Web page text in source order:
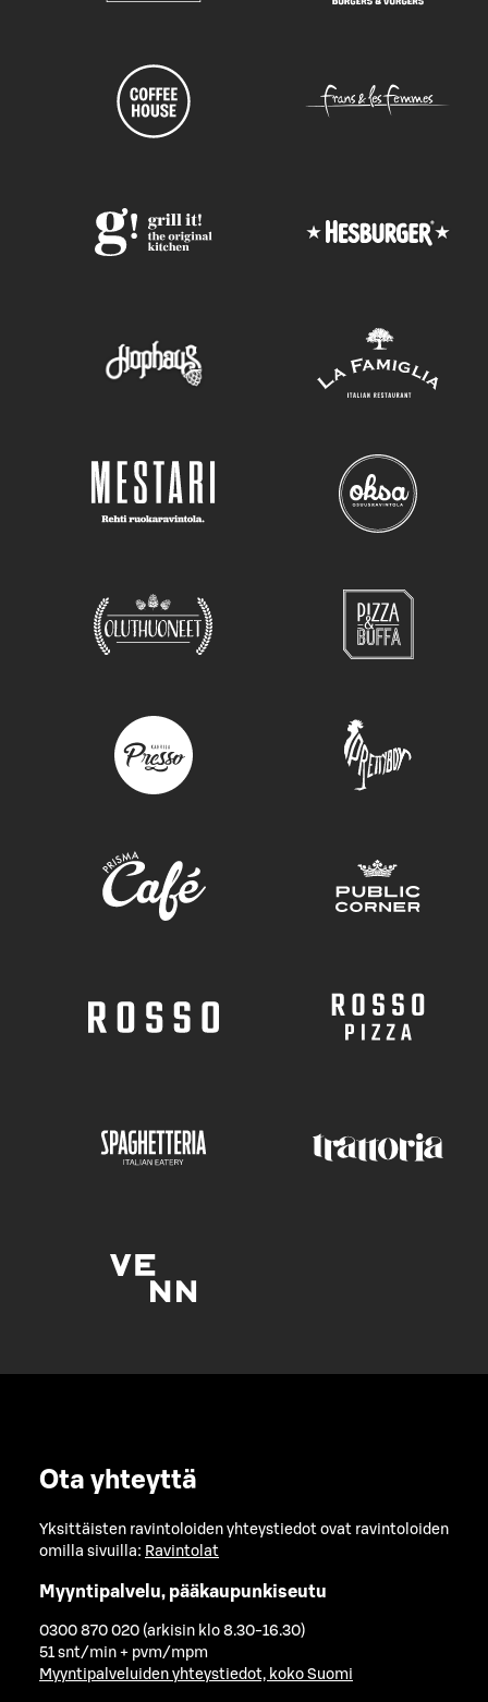
Ota yhteyttä
Yksittäisten ravintoloiden yhteystiedot ovat ravintoloiden
omilla sivuilla: Ravintolat
Myyntipalvelu, pääkaupunkiseutu
0300 870 020 (arkisin klo 8.30-16.30)
51 snt/min + pvm/mpm
Myyntipalveluiden yhteystiedot, koko Suomi